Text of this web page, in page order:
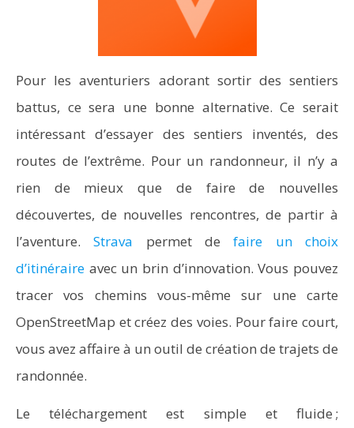
Pour les aventuriers adorant sortir des sentiers
battus, ce sera une bonne alternative. Ce serait
intéressant d’essayer des sentiers inventés, des
routes de l’extrême. Pour un randonneur, il n’y a
rien de mieux que de faire de nouvelles
découvertes, de nouvelles rencontres, de partir à
l’aventure.Strava permet defaire un choix
d’itinéraire avec un brin d’innovation. Vous pouvez
tracer vos chemins vous-même sur une carte
OpenStreetMap et créez des voies. Pour faire court,
vous avez affaire à un outil de création de trajets de
randonnée.
Le téléchargement est simple et fluide ;